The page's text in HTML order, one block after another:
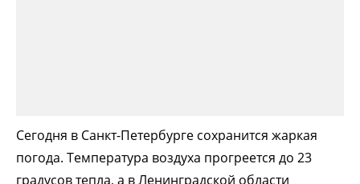
Сегодня в Санкт-Петербурге сохранится жаркая
погода. Температура воздуха прогреется до 23
градусов тепла, а в Ленинградской области